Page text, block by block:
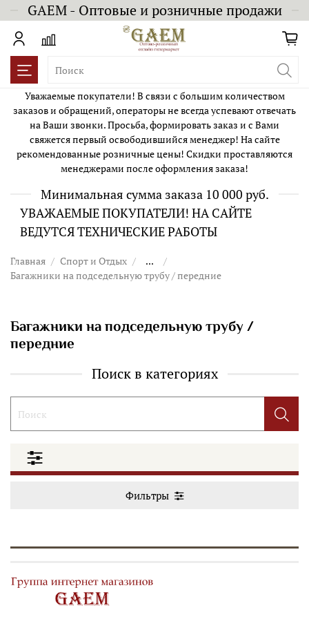
GAEM - Оптовые и розничные продажи
Уважаемые покупатели! В связи с большим количеством
заказов и обращений, операторы не всегда успевают отвечать
на Ваши звонки. Просьба, формировать заказ и с Вами
свяжется первый освободившийся менеджер! На сайте
рекомендованные розничные цены! Скидки проставляются
менеджерами после оформления заказа!
Минимальная сумма заказа 10 000 руб.
УВАЖАЕМЫЕ ПОКУПАТЕЛИ! НА САЙТЕ
ВЕДУТСЯ ТЕХНИЧЕСКИЕ РАБОТЫ
Главная Спорт и Отдых
...
Багажники на подседельную трубу / передние
Багажники на подседельную трубу /
передние
Поиск в категориях
Фильтры